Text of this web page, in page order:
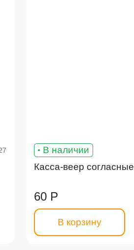
В наличии
Касса-веер согласные
60 Р
В корзину